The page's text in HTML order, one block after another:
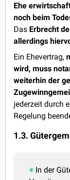
Ehe
noch beim
Das Erbrecht
allerdings
Ein Ehevertrag,
wird, muss
weiterhin der
jederzeit durch
Regelung
1.3.
In der